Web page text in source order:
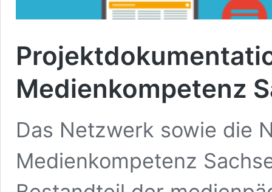
Medienkompetenz
Das Netzwerk sowie die
Medienkompetenz